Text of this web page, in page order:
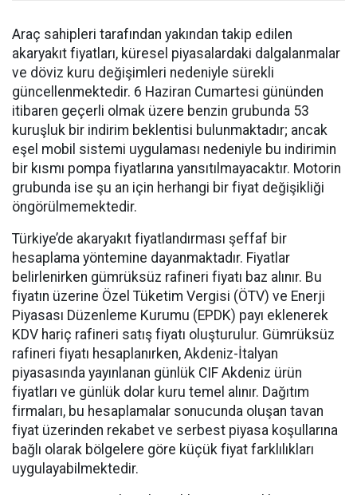
Araç sahipleri tarafından yakından takip edilen
akaryakıt fiyatları, küresel piyasalardaki dalgalanmalar
ve döviz kuru değişimleri nedeniyle sürekli
güncellenmektedir. 6 Haziran Cumartesi gününden
itibaren geçerli olmak üzere benzin grubunda 53
kuruşluk bir indirim beklentisi bulunmaktadır; ancak
eşel mobil sistemi uygulaması nedeniyle bu indirimin
bir kısmı pompa fiyatlarına yansıtılmayacaktır. Motorin
grubunda ise şu an için herhangi bir fiyat değişikliği
öngörülmemektedir.
Türkiye’de akaryakıt fiyatlandırması şeffaf bir
hesaplama yöntemine dayanmaktadır. Fiyatlar
belirlenirken gümrüksüz rafineri fiyatı baz alınır. Bu
fiyatın üzerine Özel Tüketim Vergisi (ÖTV) ve Enerji
Piyasası Düzenleme Kurumu (EPDK) payı eklenerek
KDV hariç rafineri satış fiyatı oluşturulur. Gümrüksüz
rafineri fiyatı hesaplanırken, Akdeniz-İtalyan
piyasasında yayınlanan günlük CIF Akdeniz ürün
fiyatları ve günlük dolar kuru temel alınır. Dağıtım
firmaları, bu hesaplamalar sonucunda oluşan tavan
fiyat üzerinden rekabet ve serbest piyasa koşullarına
bağlı olarak bölgelere göre küçük fiyat farklılıkları
uygulayabilmektedir.